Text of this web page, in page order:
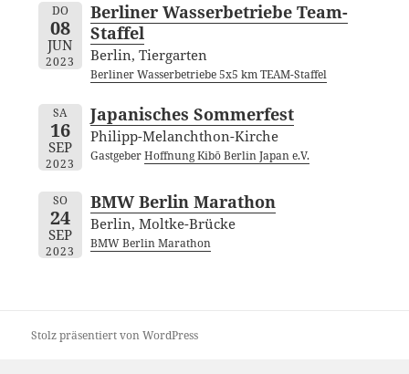
DO
08
JUN
2023
Berliner Wasserbetriebe Team-
Staffel
Berlin, Tiergarten
Berliner Wasserbetriebe 5x5 km TEAM-Staffel
SA
16
SEP
2023
Japanisches Sommerfest
Philipp-Melanchthon-Kirche
GastgeberHoffnung Kibō Berlin Japan e.V.
SO
24
SEP
2023
BMW Berlin Marathon
Berlin, Moltke-Brücke
BMW Berlin Marathon
Stolz präsentiert von WordPress